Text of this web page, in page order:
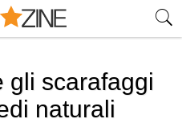
gli scarafaggi
naturali